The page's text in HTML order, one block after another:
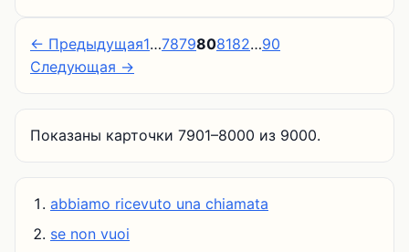
← Предыдущая1…7879808182…90
Следующая →
Показаны карточки 7901–8000 из 9000.
abbiamo ricevuto una chiamata
se non vuoi